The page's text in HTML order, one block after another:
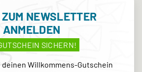
NEWSLETTER
ANMELDEN
SICHERN!
deinen Willkommens-Gutschein